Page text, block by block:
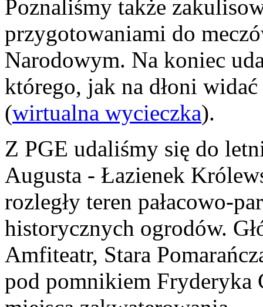
Poznaliśmy także
przygotowaniami do
Narodowym. Na koniec
którego, jak na dłoni
(wirtualna wycieczka).
Z PGE udaliśmy się do
Augusta - Łazienek
rozległy teren pałacowo-
historycznych ogrodów.
Amfiteatr, Stara
pod pomnikiem Fryderyka